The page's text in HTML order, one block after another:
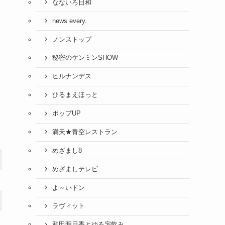
なないろ日和
news every.
ノンストップ
秘密のケンミンSHOW
ヒルナンデス
ひるまえほっと
ポップUP
満天★青空レストラン
めざまし8
めざましテレビ
よ～いドン
ラヴィット